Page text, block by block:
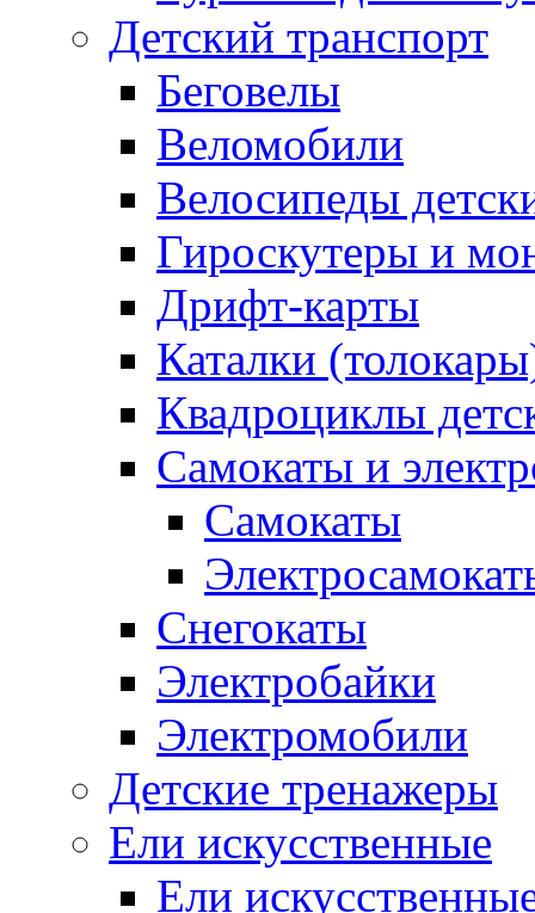
Детский транспорт
Беговелы
Веломобили
Велосипеды
Гироскутеры и
Дрифт-карты
Каталки
Квадроциклы
Самокаты и
Самокаты
Снегокаты
Электробайки
Электромобили
Детские тренажеры
Ели искусственные
Ели